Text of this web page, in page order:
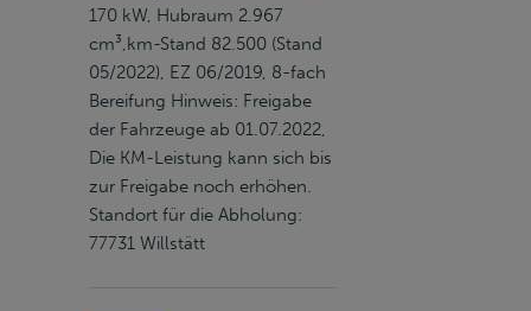
170 kW, Hubraum 2.967
cm³,km-Stand 82.500 (Stand
05/2022), EZ 06/2019, 8-fach
Bereifung Hinweis: Freigabe
der Fahrzeuge ab 01.07.2022,
Die KM-Leistung kann sich bis
zur Freigabe noch erhöhen.
Standort für die Abholung:
77731 Willstätt